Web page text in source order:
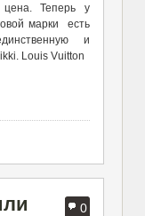
цена. Теперь у
марки есть
и
Louis Vuitton
0